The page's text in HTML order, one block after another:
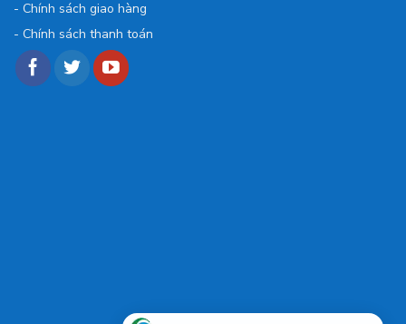
- Chính sách giao hàng
- Chính sách thanh toán